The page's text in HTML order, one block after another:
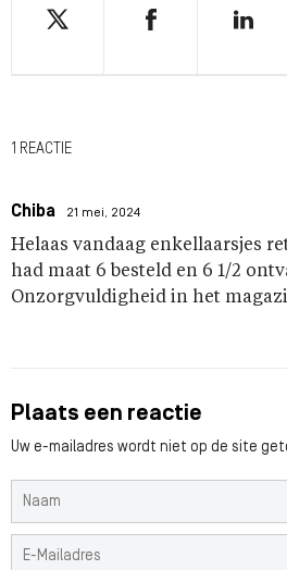
1 REACTIE
Chiba 21 mei, 2024
Helaas vandaag enkellaarsjes
had maat 6 besteld en 6 1/2
Onzorgvuldigheid in het
Plaats een reactie
Uw e-mailadres wordt niet op de site